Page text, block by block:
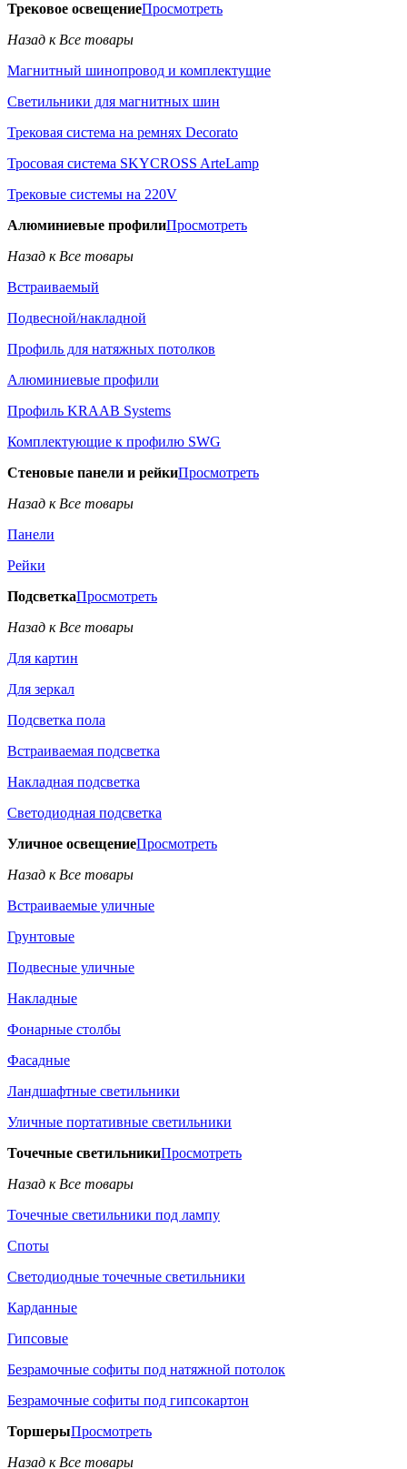
Трековое освещениеПросмотреть
Назад к Все товары
Магнитный шинопровод и комплектущие
Светильники для магнитных шин
Трековая система на ремнях Decorato
Тросовая система SKYCROSS ArteLamp
Трековые системы на 220V
Алюминиевые профилиПросмотреть
Назад к Все товары
Встраиваемый
Подвесной/накладной
Профиль для натяжных потолков
Алюминиевые профили
Профиль KRAAB Systems
Комплектующие к профилю SWG
Стеновые панели и рейкиПросмотреть
Назад к Все товары
Панели
Рейки
ПодсветкаПросмотреть
Назад к Все товары
Для картин
Для зеркал
Подсветка пола
Встраиваемая подсветка
Накладная подсветка
Светодиодная подсветка
Уличное освещениеПросмотреть
Назад к Все товары
Встраиваемые уличные
Грунтовые
Подвесные уличные
Накладные
Фонарные столбы
Фасадные
Ландшафтные светильники
Уличные портативные светильники
Точечные светильникиПросмотреть
Назад к Все товары
Точечные светильники под лампу
Споты
Светодиодные точечные светильники
Карданные
Гипсовые
Безрамочные софиты под натяжной потолок
Безрамочные софиты под гипсокартон
ТоршерыПросмотреть
Назад к Все товары